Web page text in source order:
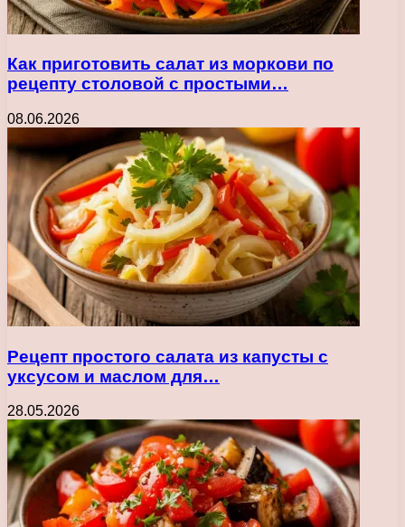
Как приготовить салат из моркови по
рецепту столовой с простыми…
08.06.2026
Рецепт простого салата из капусты с
уксусом и маслом для…
28.05.2026